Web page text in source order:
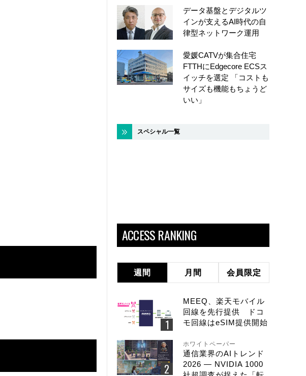
データ基盤とデジタルツ
インが支えるAI時代の自
律型ネットワーク運用
愛媛CATVが集合住宅
FTTHにEdgecore ECSス
イッチを選定 「コストも
サイズも機能もちょうど
いい」
スペシャル一覧
ACCESS RANKING
週間 月間 会員限定
MEEQ、楽天モバイル
回線を先行提供 ドコ
モ回線はeSIM提供開始
ホワイトペーパー
通信業界のAIトレンド
2026 ― NVIDIA 1000